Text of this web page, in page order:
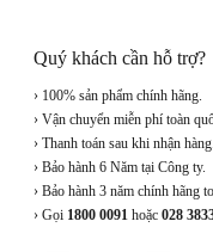
Quý khách cần hỗ trợ?
› 100% sản phẩm chính hãng.
› Vận chuyển miễn phí toàn
› Thanh toán sau khi nhận hàng.
› Bảo hành 6 Năm tại Công ty.
› Bảo hành 3 năm chính hãng
› Gọi 1800 0091 hoặc 028